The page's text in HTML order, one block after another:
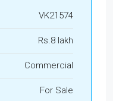
VK21574
Rs.8 lakh
Commercial
For Sale